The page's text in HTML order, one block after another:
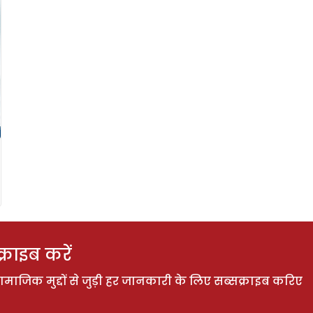
करें
मुद्दों से जुड़ी हर जानकारी के लिए सब्सक्राइब करिए